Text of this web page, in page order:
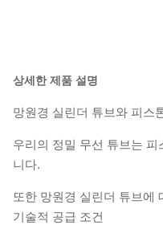
상세한 제품 설명
망원경 실린더 튜브와 피스
우리의 정밀 무선 튜브는
니다.
또한 망원경 실린더 튜브에
기술적 공급 조건